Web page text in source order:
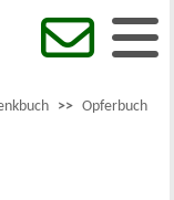
>> Opferbuch